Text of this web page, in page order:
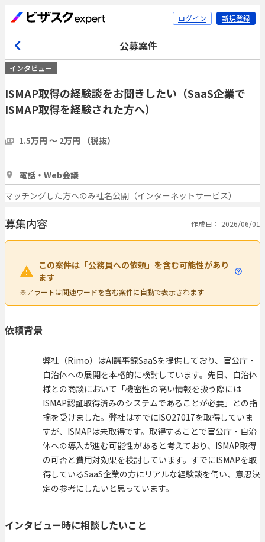
ログイン 新規登録
公募案件
インタビュー
ISMAP取得の経験談をお聞きしたい（SaaS企業で
ISMAP取得を経験された方へ）
1.5万円 〜 2万円 （税抜）
電話・Web会議
マッチングした方へのみ社名公開（インターネットサービス）
募集内容 作成日： 2026/06/01
この案件は「公務員への依頼」を含む可能性があり
ます
※アラートは関連ワードを含む案件に自動で表示されます
依頼背景
弊社（Rimo）はAI議事録SaaSを提供しており、官公庁・
自治体への展開を本格的に検討しています。先日、自治体
様との商談において「機密性の高い情報を扱う際には
ISMAP認証取得済みのシステムであることが必要」との指
摘を受けました。弊社はすでにISO27017を取得していま
すが、ISMAPは未取得です。取得することで官公庁・自治
体への導入が進む可能性があると考えており、ISMAP取得
の可否と費用対効果を検討しています。すでにISMAPを取
得しているSaaS企業の方にリアルな経験談を伺い、意思決
定の参考にしたいと思っています。
インタビュー時に相談したいこと